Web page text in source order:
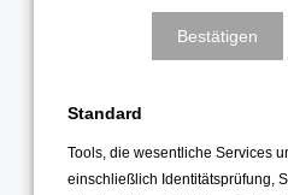
Oktober 2021
Juli 2021
Bestätigen
Standard
Tools, die wesentliche Services
einschließlich Identitätsprüfung,